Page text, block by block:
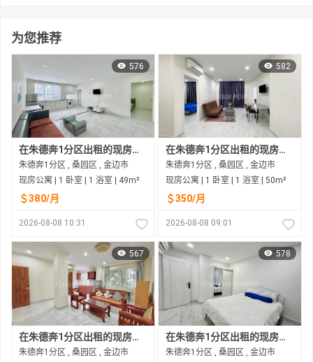
为您推荐
576
在朱德奔1分区出租的现房公寓
朱德奔1分区 , 桑园区 , 金边市
现房公寓 | 1 卧室 | 1 浴室 | 49m²
＄380/月
2026-08-08 10:31
582
在朱德奔1分区出租的现房公寓
朱德奔1分区 , 桑园区 , 金边市
现房公寓 | 1 卧室 | 1 浴室 | 50m²
＄350/月
2026-08-08 09:01
567
在朱德奔1分区出租的现房公寓
朱德奔1分区 , 桑园区 , 金边市
578
在朱德奔1分区出租的现房公寓
朱德奔1分区 , 桑园区 , 金边市